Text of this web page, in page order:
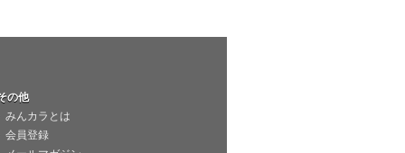
の他
みんカラとは
会員登録